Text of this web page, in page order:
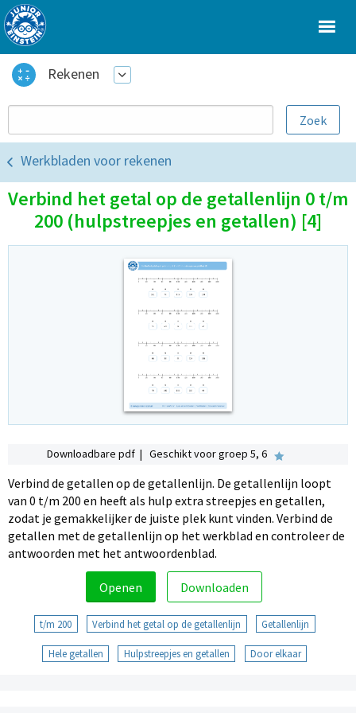
Rekenen
Werkbladen voor rekenen
Verbind het getal op de getallenlijn 0 t/m
200 (hulpstreepjes en getallen) [4]
Downloadbare pdf | Geschikt voor groep 5, 6
Verbind de getallen op de getallenlijn. De getallenlijn loopt
van 0 t/m 200 en heeft als hulp extra streepjes en getallen,
zodat je gemakkelijker de juiste plek kunt vinden. Verbind de
getallen met de getallenlijn op het werkblad en controleer de
antwoorden met het antwoordenblad.
Openen Downloaden
t/m 200 Verbind het getal op de getallenlijn Getallenlijn
Hele getallen Hulpstreepjes en getallen Door elkaar